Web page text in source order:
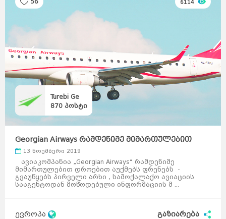
Turebi Ge
870 პოსტი
6114
Georgian Airways რამდენიმე მიმართულებით
ფრენებს ...
13 ნოემბერი 2019
ავიაკომპანია „Georgian Airways“ რამდენიმე
მიმართულებით დროებით აუქმებს ფრენებს -
გვაუწყებს პირველი არხი , სამოქალაქო ავიაციის
სააგენტოდან მოწოდებული ინფორმაციის მ ...
ევროპა გაზიარება